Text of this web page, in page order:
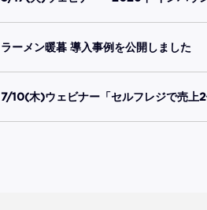
ラーメン暖暮 導入事例を公開しました
7/10(木)ウェビナー「セルフレジで売上